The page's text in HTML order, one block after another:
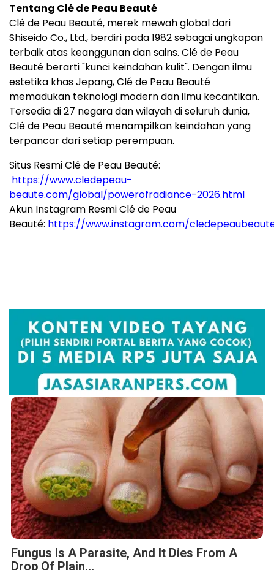
Tentang Clé de Peau Beauté
Clé de Peau Beauté, merek mewah global dari
Shiseido Co., Ltd., berdiri pada 1982 sebagai ungkapan
terbaik atas keanggunan dan sains. Clé de Peau
Beauté berarti "kunci keindahan kulit". Dengan ilmu
estetika khas Jepang, Clé de Peau Beauté
memadukan teknologi modern dan ilmu kecantikan.
Tersedia di 27 negara dan wilayah di seluruh dunia,
Clé de Peau Beauté menampilkan keindahan yang
terpancar dari setiap perempuan.
Situs Resmi Clé de Peau Beauté:
https://www.cledepeau-
beaute.com/global/powerofradiance-2026.html
Akun Instagram Resmi Clé de Peau
Beauté: https://www.instagram.com/
Fungus Is A Parasite, And It Dies From A
Drop Of Plain...